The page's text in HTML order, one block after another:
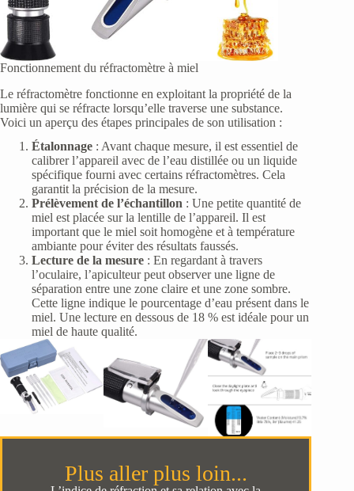
Fonctionnement du réfractomètre à miel
Le réfractomètre fonctionne en exploitant la propriété de la
lumière qui se réfracte lorsqu’elle traverse une substance.
Voici un aperçu des étapes principales de son utilisation :
Étalonnage : Avant chaque mesure, il est essentiel de
calibrer l’appareil avec de l’eau distillée ou un liquide
spécifique fourni avec certains réfractomètres. Cela
garantit la précision de la mesure.
Prélèvement de l’échantillon : Une petite quantité de
miel est placée sur la lentille de l’appareil. Il est
important que le miel soit homogène et à température
ambiante pour éviter des résultats faussés.
Lecture de la mesure : En regardant à travers
l’oculaire, l’apiculteur peut observer une ligne de
séparation entre une zone claire et une zone sombre.
Cette ligne indique le pourcentage d’eau présent dans le
miel. Une lecture en dessous de 18 % est idéale pour un
miel de haute qualité.
Plus aller plus loin...